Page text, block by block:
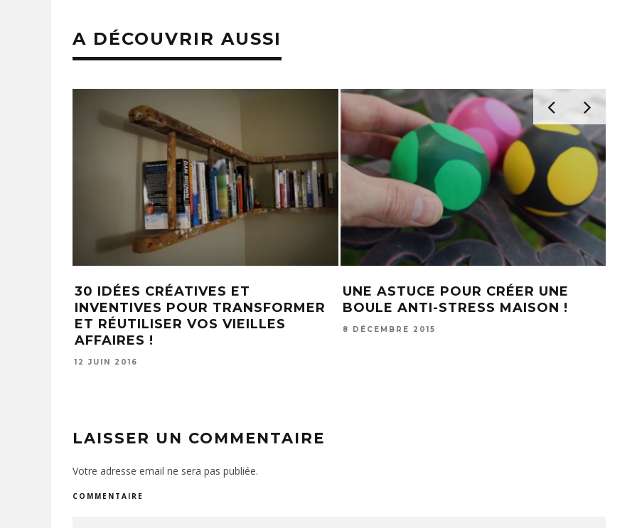
A DÉCOUVRIR AUSSI
VOUS POUVEZ MAINTENANT
OBTENIR DES PANTOUFLES
CHAUFFANTES QUI COMPRESSENT
ET MASSENT ÉGALEMENT VOS
PIEDS
FABRIQUER UNE BOULE À NEIGE
PERSONNALISÉE SOI-MÊME, C’EST
FACILE !
LAISSER UN COMMENTAIRE
Votre adresse email ne sera pas publiée.
COMMENTAIRE